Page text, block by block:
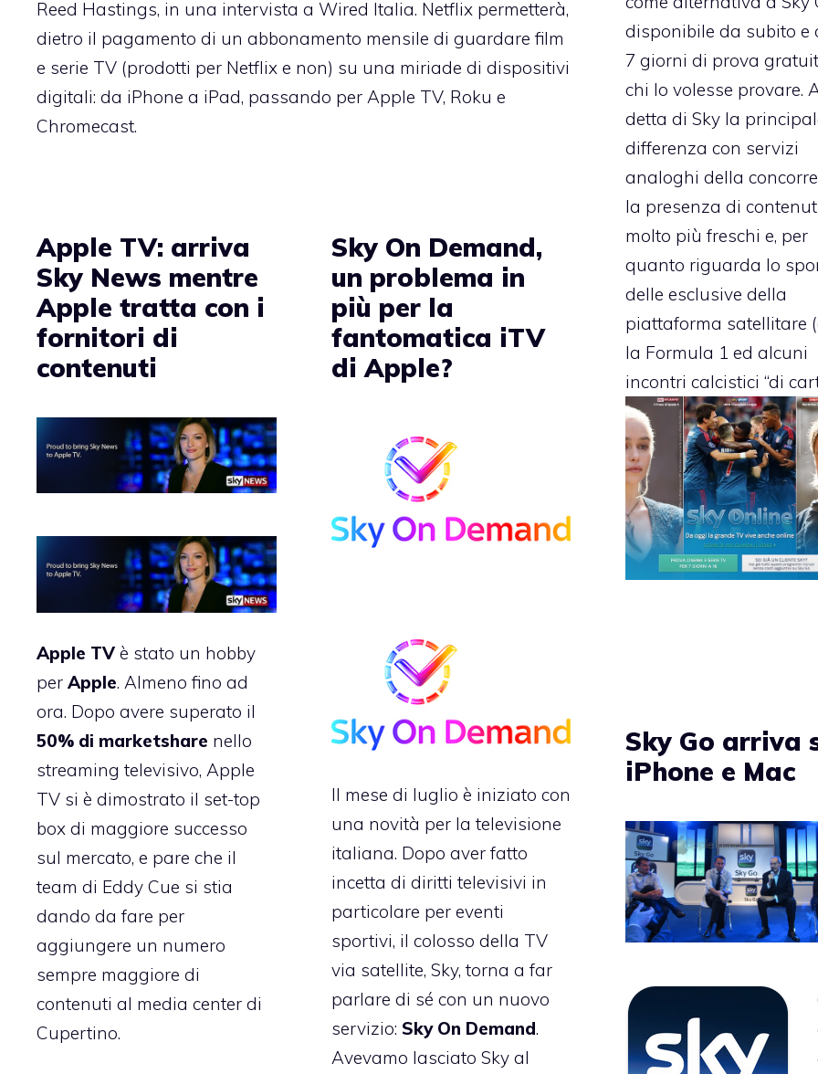
Reed Hastings, in una intervista a Wired Italia. Netflix permetterà,
dietro il pagamento di un abbonamento mensile di guardare film
e serie TV (prodotti per Netflix e non) su una miriade di dispositivi
digitali: da iPhone a iPad, passando per Apple TV, Roku e
Chromecast.
disponibile da subito e
7 giorni di prova
chi lo volesse provare.
detta di Sky la
differenza con servizi
analoghi della
la presenza di
molto più freschi e, per
quanto riguarda lo
delle esclusive della
piattaforma satellitare
la Formula 1 ed alcuni
incontri calcistici “di
Apple TV: arriva
Sky News mentre
Apple tratta con i
fornitori di
contenuti
Apple TV è stato un hobby
per Apple. Almeno fino ad
ora. Dopo avere superato il
50% di marketshare nello
streaming televisivo, Apple
TV si è dimostrato il set-top
box di maggiore successo
sul mercato, e pare che il
team di Eddy Cue si stia
dando da fare per
aggiungere un numero
sempre maggiore di
contenuti al media center di
Cupertino.
Sky On Demand,
un problema in
più per la
fantomatica iTV
di Apple?
Il mese di luglio è iniziato con
una novità per la televisione
italiana. Dopo aver fatto
incetta di diritti televisivi in
particolare per eventi
sportivi, il colosso della TV
via satellite, Sky, torna a far
parlare di sé con un nuovo
servizio: Sky On Demand.
Avevamo lasciato Sky al
Sky Go arriva
iPhone e Mac